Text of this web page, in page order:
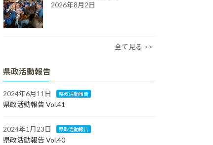
2026年8月2日
全て見る >>
県政活動報告
2024年6月11日 県政活動報告
県政活動報告 Vol.41
2024年1月23日 県政活動報告
県政活動報告 Vol.40